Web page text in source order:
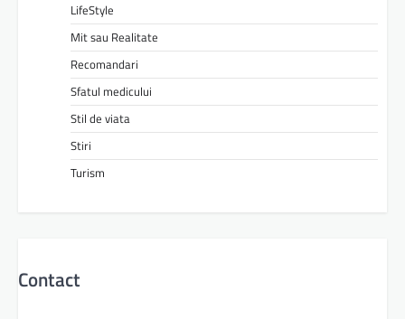
LifeStyle
Mit sau Realitate
Recomandari
Sfatul medicului
Stil de viata
Stiri
Turism
Contact